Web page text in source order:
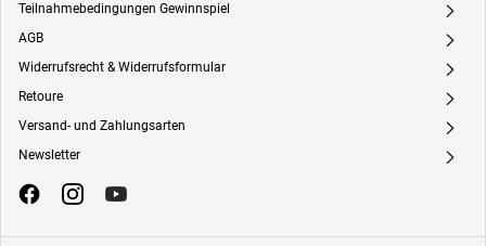
Teilnahmebedingungen Gewinnspiel A
AGB A
Widerrufsrecht & Widerrufsformular A
Retoure A
Versand- und Zahlungsarten A
Newsletter A